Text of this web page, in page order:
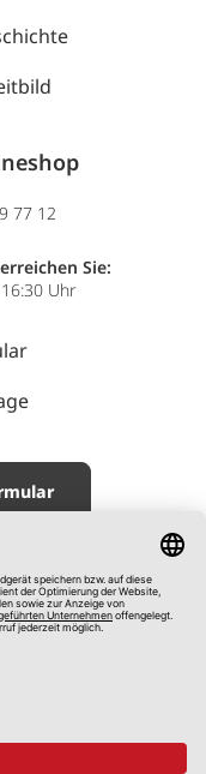
77 12
Sie:
Uhr